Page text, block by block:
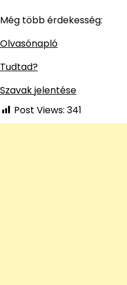
Még több érdekesség:
Olvasónapló
Tudtad?
Szavak jelentése
Post Views: 341